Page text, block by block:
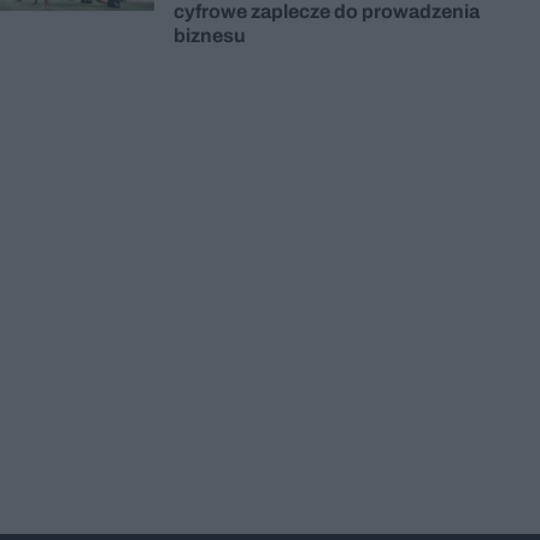
cyfrowe zaplecze do prowadzenia
biznesu